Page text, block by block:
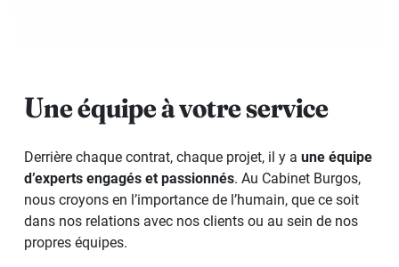
Une équipe à votre service
Derrière chaque contrat, chaque projet, il y a une équipe
d’experts engagés et passionnés. Au Cabinet Burgos,
nous croyons en l’importance de l’humain, que ce soit
dans nos relations avec nos clients ou au sein de nos
propres équipes.